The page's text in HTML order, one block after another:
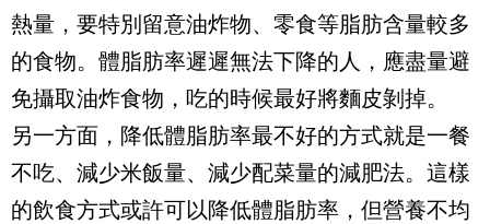
熱量，要特別留意油炸物、零食等脂肪含量較多
的食物。體脂肪率遲遲無法下降的人，應盡量避
免攝取油炸食物，吃的時候最好將麵皮剝掉。
另一方面，降低體脂肪率最不好的方式就是一餐
不吃、減少米飯量、減少配菜量的減肥法。這樣
的飲食方式或許可以降低體脂肪率，但營養不均